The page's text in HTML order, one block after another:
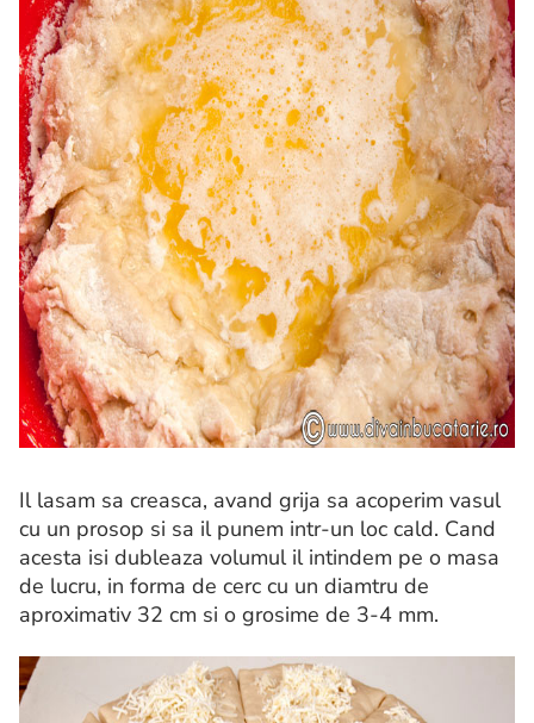
Il lasam sa creasca, avand grija sa acoperim vasul
cu un prosop si sa il punem intr-un loc cald. Cand
acesta isi dubleaza volumul il intindem pe o masa
de lucru, in forma de cerc cu un diamtru de
aproximativ 32 cm si o grosime de 3-4 mm.